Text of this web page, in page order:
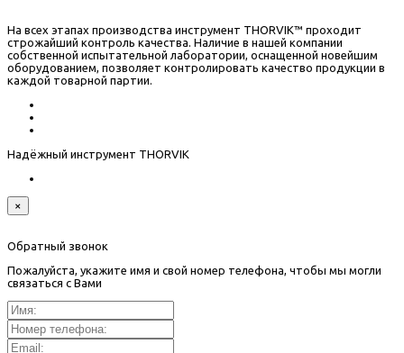
На всех этапах производства инструмент THORVIK™ проходит
строжайший контроль качества. Наличие в нашей компании
собственной испытательной лаборатории, оснащенной новейшим
оборудованием, позволяет контролировать качество продукции в
каждой товарной партии.
Надёжный инструмент THORVIK
×
Обратный звонок
Пожалуйста, укажите имя и свой номер телефона, чтобы мы могли
связаться с Вами